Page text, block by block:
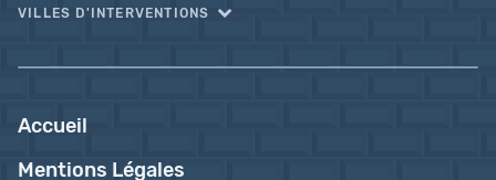
VILLES D'INTERVENTIONS
Accueil
Mentions Légales